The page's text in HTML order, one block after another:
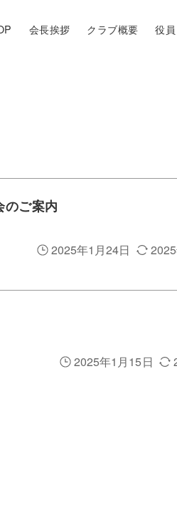
会長挨拶 クラブ概要 役
のご案内
2025年1月24日
2025年1月15日